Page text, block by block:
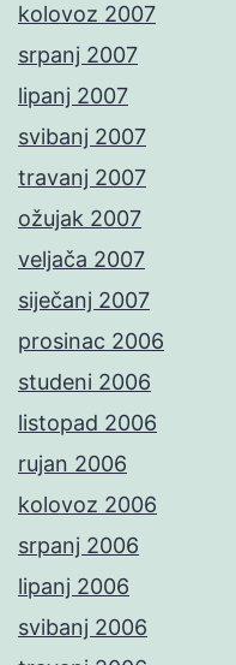
kolovoz 2007
srpanj 2007
lipanj 2007
svibanj 2007
travanj 2007
ožujak 2007
veljača 2007
siječanj 2007
prosinac 2006
studeni 2006
listopad 2006
rujan 2006
kolovoz 2006
srpanj 2006
lipanj 2006
svibanj 2006